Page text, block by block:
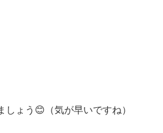
ょう😊（気が早いですね）